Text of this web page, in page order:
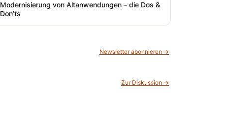
Modernisierung von Altanwendungen – die Dos &
Don’ts
Newsletter abonnieren →
Zur Diskussion →